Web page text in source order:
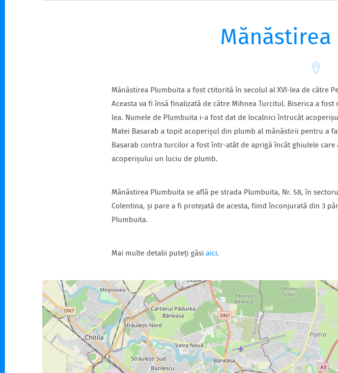
Mănăstirea Plumbuita a fost ctitorită în secolul al XVI-lea de către
Aceasta va fi însă finalizată de către Mihnea Turcitul. Biserica a
lea. Numele de Plumbuita i-a fost dat de localnici întrucât
Matei Basarab a topit acoperișul din plumb al mănăstirii pentru a
Basarab contra turcilor a fost într-atât de aprigă încât ghiulele
acoperișului un luciu de plumb.
Mănăstirea Plumbuita se află pe strada Plumbuita, Nr. 58, în
Colentina, și pare a fi protejată de acesta, fiind înconjurată din 3
Plumbuita.
Mai multe detalii puteți găsi aici.